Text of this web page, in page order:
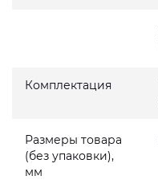
Комплектация
Размеры товара
(без упаковки),
мм